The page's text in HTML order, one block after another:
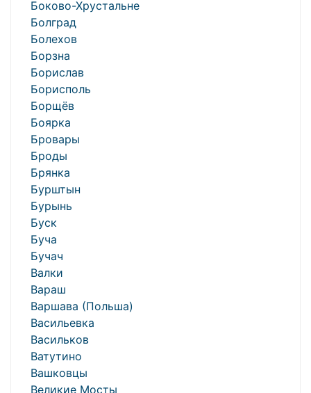
Боково-Хрустальне
Болград
Болехов
Борзна
Борислав
Борисполь
Борщёв
Боярка
Бровары
Броды
Брянка
Бурштын
Бурынь
Буск
Буча
Бучач
Валки
Вараш
Варшава (Польша)
Васильевка
Васильков
Ватутино
Вашковцы
Великие Мосты